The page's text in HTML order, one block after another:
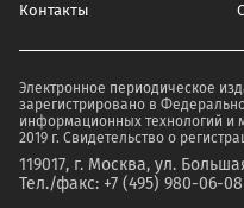
Контакты
Электронное периодическое
зарегистрировано в
информационных технологий и
2019 г. Свидетельство о
119017, г. Москва, ул.
Тел./факс: +7 (495) 980-06-08